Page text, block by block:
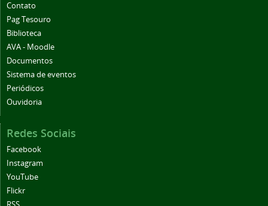
Contato
Pag Tesouro
Biblioteca
AVA - Moodle
Documentos
Sistema de eventos
Periódicos
Ouvidoria
Redes Sociais
Facebook
Instagram
YouTube
Flickr